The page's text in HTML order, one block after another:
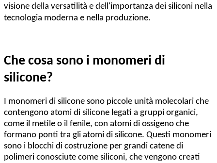
visione della versatilità e dell'importanza dei siliconi nella
tecnologia moderna e nella produzione.
Che cosa sono i monomeri di
silicone?
I monomeri di silicone sono piccole unità molecolari che
contengono atomi di silicone legati a gruppi organici,
come il metile o il fenile, con atomi di ossigeno che
formano ponti tra gli atomi di silicone. Questi monomeri
sono i blocchi di costruzione per grandi catene di
polimeri conosciute come siliconi, che vengono creati